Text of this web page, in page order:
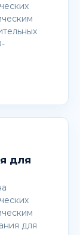
для
для